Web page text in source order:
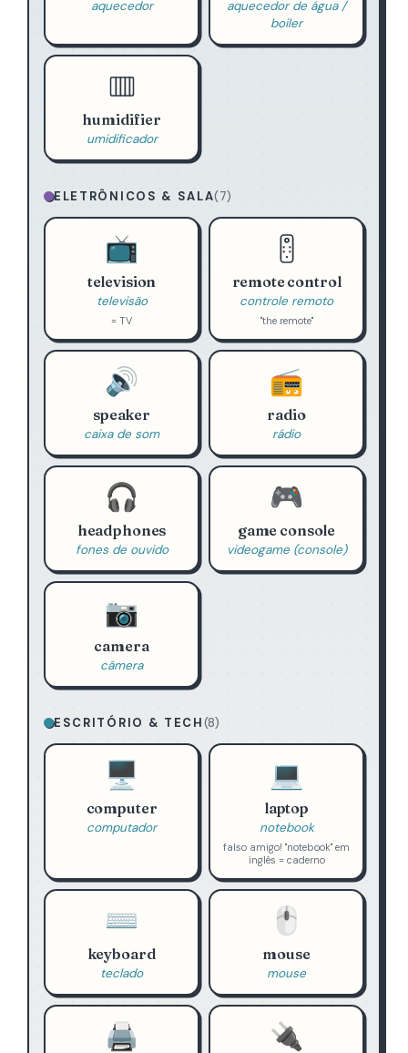
aquecedor
aquecedor de água /
boiler
humidifier
umidificador
ELETRÔNICOS & SALA(7)
📺
television
televisão
= TV
remote control
controle remoto
"the remote"
🔊
speaker
caixa de som
📻
radio
rádio
🎧
headphones
fones de ouvido
🎮
game console
videogame (console)
📷
camera
câmera
ESCRITÓRIO & TECH(8)
🖥️
computer
computador
💻
laptop
notebook
falso amigo! "notebook" em
inglês = caderno
⌨️
keyboard
teclado
🖱️
mouse
mouse
🖨️ 🔌